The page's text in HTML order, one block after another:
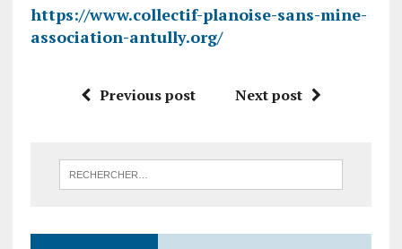
https://www.collectif-planoise-sans-mine-
association-antully.org/
Previous post Next post